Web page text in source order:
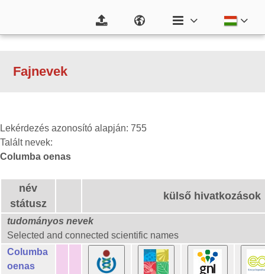
Fajnevek
Lekérdezés azonosító alapján: 755
Talált nevek:
Columba oenas
név
státusz
külső hivatkozások
tudományos nevek
Selected and connected scientific names
Columba
oenas